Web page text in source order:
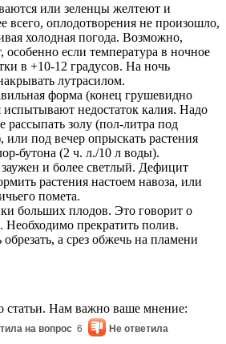
или зеленцы желтеют и
всего, оплодотворения не произошло,
холодная погода. Возможно,
особенно если температура в ночное
в +10-12 градусов. На ночь
лутрасилом.
форма (конец грушевидно
испытывают недостаток калия. Надо
рассыпать золу (пол-литра под
или под вечер опрыскать растения
бутона (2 ч. л./10 л воды).
и более светлый. Дефицит
растения настоем навоза, или
помета.
больших плодов. Это говорит о
Необходимо прекратить полив.
а срез обжечь на пламени
статьи. Нам важно ваше мнение:
на вопрос 6 Не ответила